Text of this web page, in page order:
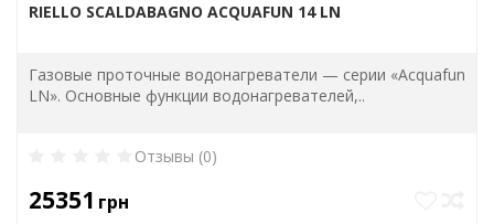
RIELLO SCALDABAGNO ACQUAFUN 14 LN
Газовые проточные водонагреватели — серии «Acquafun
LN». Основные функции водонагревателей,..
Отзывы (0)
25351 грн